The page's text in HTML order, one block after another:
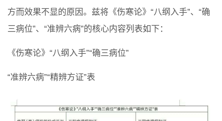
方而效果不显的原因。兹将《伤寒论》“八纲入手”、“确
三病位”、“准辨六病”的核心内容列表如下：
《伤寒论》“八纲入手”“确三病位”
“准辨六病”“精辨方证”表